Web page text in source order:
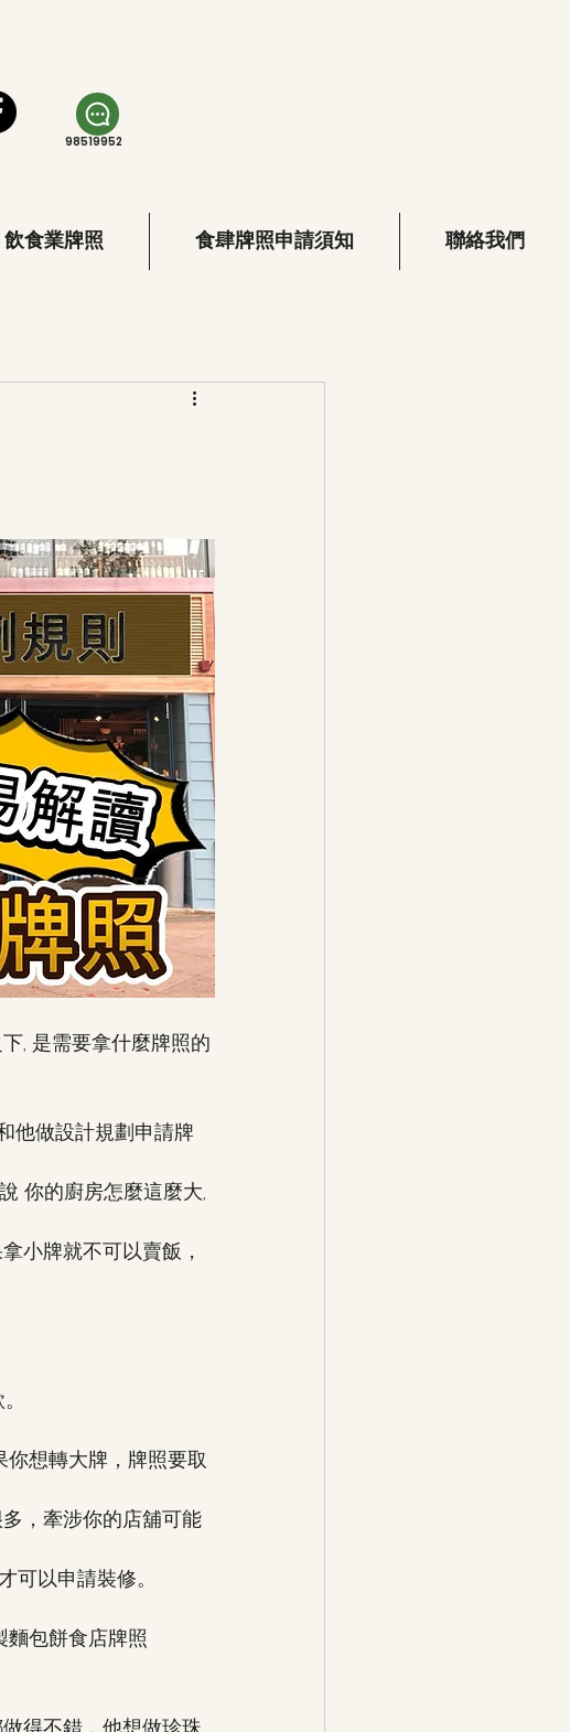
98519952
食業牌照 食肆牌照申請須知 聯絡我們
, 是需要拿什麼牌照的
他做設計規劃申請牌
你的廚房怎麼這麼大,
小牌就不可以賣飯，
想轉大牌，牌照要取
，牽涉你的店舖可能
以申請裝修。
麵包餅食店牌照